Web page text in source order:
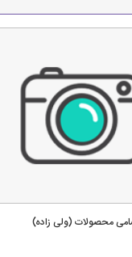
محصولات (ولی زاده)